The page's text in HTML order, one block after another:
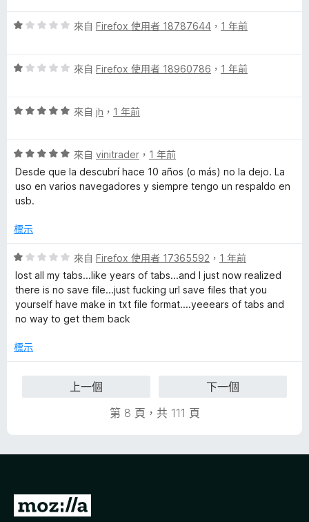
分
分
評
分
分
來自 Firefox 使用者 18787644 ， 1 年前
評
分
分
5
分
來自 Firefox 使用者 18960786 ， 1 年前
評
分
，
滿
分
分
來自 jh ， 1 年前
評
價
5
分
滿
5
分
來自 vinitrader ， 1 年前
Desde que la descubrí hace 10 años (o más) no la dejo. La
uso en varios navegadores y siempre tengo un respaldo en
usb.
標示
評
價
1
分
，
分
來自 Firefox 使用者 17365592 ， 1 年前
lost all my tabs...like years of tabs...and I just now realized
there is no save file...just fucking url save files that you
yourself have make in txt file format....yeeears of tabs and
no way to get them back
標示
上一個
下一個
第 8 頁，共 111 頁
前